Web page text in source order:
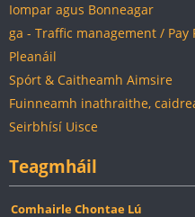
Iompar agus Bonneagar
ga - Traffic management / Pay
Pleanáil
Spórt & Caitheamh Aimsire
Fuinneamh inathraithe,
Seirbhísí Uisce
Teagmháil
Comhairle Chontae Lú